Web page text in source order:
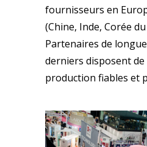
fournisseurs en
(Chine, Inde, Corée
Partenaires de
derniers disposent de
production fiables et